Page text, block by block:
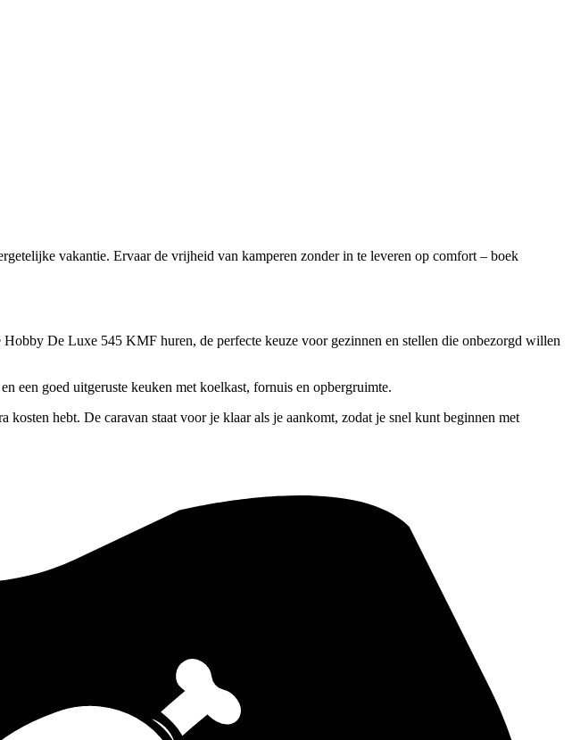
vakantie. Ervaar de vrijheid van kamperen zonder in te leveren op comfort – boek
De Luxe 545 KMF huren, de perfecte keuze voor gezinnen en stellen die onbezorgd willen
een goed uitgeruste keuken met koelkast, fornuis en opbergruimte.
hebt. De caravan staat voor je klaar als je aankomt, zodat je snel kunt beginnen met